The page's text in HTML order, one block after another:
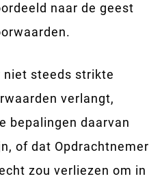
naar de geest
niet steeds strikte
verlangt,
bepalingen daarvan
of dat Opdrachtnemer
zou verliezen om in